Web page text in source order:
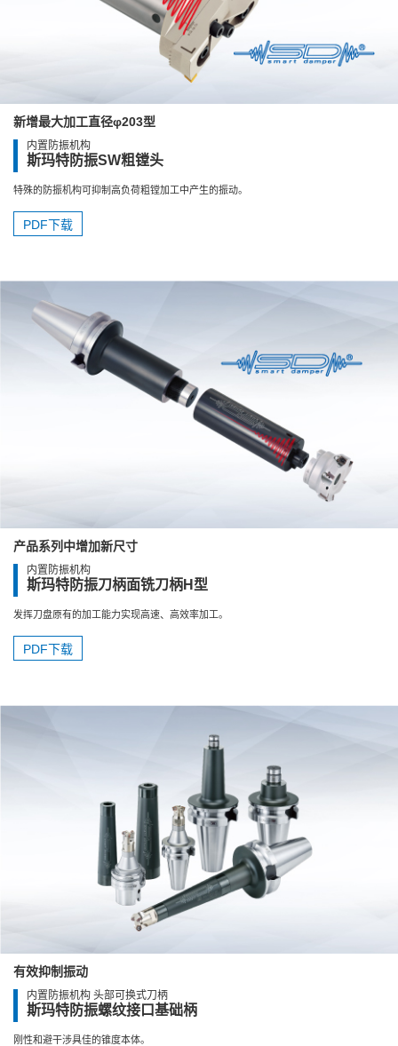
新增最大加工直径φ203型
内置防振机构
斯玛特防振SW粗镗头
特殊的防振机构可抑制高负荷粗镗加工中产生的振动。
PDF下载
产品系列中增加新尺寸
内置防振机构
斯玛特防振刀柄面铣刀柄H型
发挥刀盘原有的加工能力实现高速、高效率加工。
PDF下载
有效抑制振动
内置防振机构 头部可换式刀柄
斯玛特防振螺纹接口基础柄
刚性和避干涉具佳的锥度本体。